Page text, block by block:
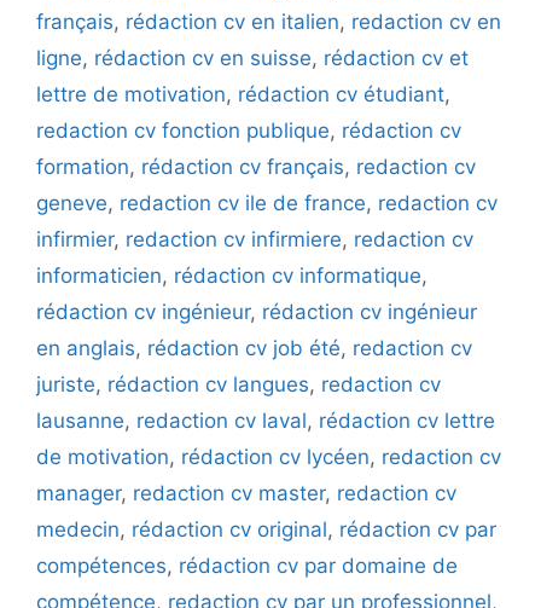
français, rédaction cv en italien, redaction cv en
ligne, rédaction cv en suisse, rédaction cv et
lettre de motivation, rédaction cv étudiant,
redaction cv fonction publique, rédaction cv
formation, rédaction cv français, redaction cv
geneve, redaction cv ile de france, redaction cv
infirmier, redaction cv infirmiere, redaction cv
informaticien, rédaction cv informatique,
rédaction cv ingénieur, rédaction cv ingénieur
en anglais, rédaction cv job été, redaction cv
juriste, rédaction cv langues, redaction cv
lausanne, redaction cv laval, rédaction cv lettre
de motivation, rédaction cv lycéen, redaction cv
manager, redaction cv master, redaction cv
medecin, rédaction cv original, rédaction cv par
compétences, rédaction cv par domaine de
compétence, redaction cv par un professionnel,